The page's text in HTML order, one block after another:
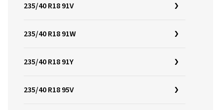
235/40 R18 91V
235/40 R18 91W
235/40 R18 91Y
235/40 R18 95V